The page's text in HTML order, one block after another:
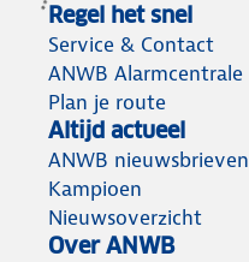
Regel het snel
Service & Contact
ANWB Alarmcentrale
Plan je route
Altijd actueel
ANWB nieuwsbrieven
Kampioen
Nieuwsoverzicht
Over ANWB